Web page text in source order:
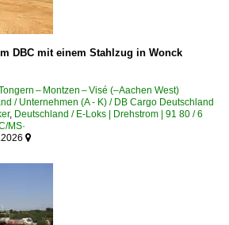
Pbf ·EHM·
Hirschberg
·RH·
Hbf ·RK·
DBC mit einem Stahlzug in Wonck
– Montzen – Visé (–Aachen West)
/ Unternehmen (A - K) / DB Cargo Deutschland
, Deutschland / E-Loks | Drehstrom | 91 80 / 6
MS·
